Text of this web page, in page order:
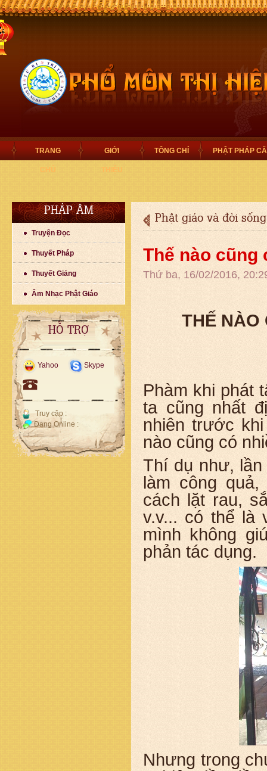
TRANG GIỚI
THIỆU
TÔNG CHỈ PHẬT PHÁP
PHÁP ÂM
Truyện Đọc
Thuyết Pháp
Thuyết Giảng
Âm Nhạc Phật Giáo
HỖ TRỢ
Yahoo Skype
Truy cập :
Đang Online :
Phật giáo và đời sống
Thế nào cũng
Thứ ba, 16/02/2016,
THẾ NÀO
Phàm khi phát
ta cũng nhất
nhiên trước
nào cũng có
Thí dụ như,
làm công
cách lặt rau,
v.v... có thể là
mình không
phản tác dụng.
Nhưng trong